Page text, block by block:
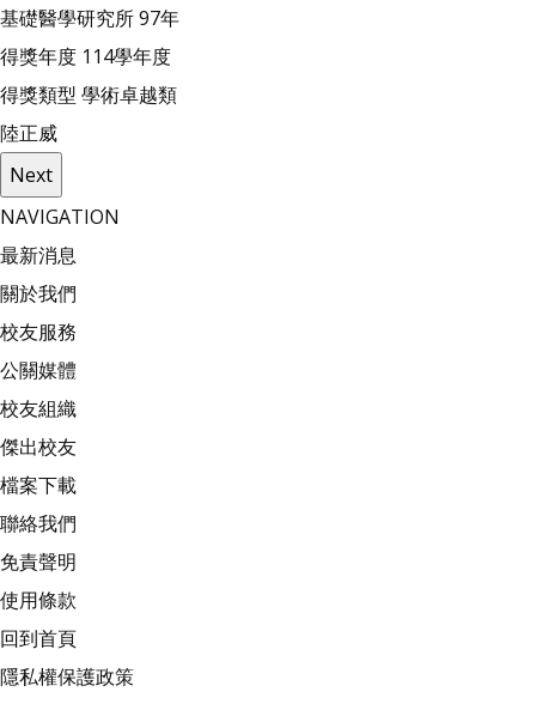
基礎醫學研究所97年
得獎年度 114學年度
得獎類型 學術卓越類
陸正威
Next
NAVIGATION
最新消息
關於我們
校友服務
公關媒體
校友組織
傑出校友
檔案下載
聯絡我們
免責聲明
使用條款
回到首頁
隱私權保護政策